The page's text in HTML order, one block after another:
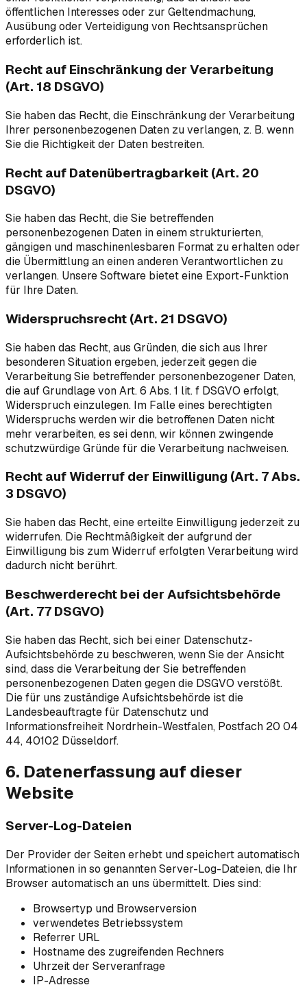
öffentlichen Interesses oder zur Geltendmachung,
Ausübung oder Verteidigung von Rechtsansprüchen
erforderlich ist.
Recht auf Einschränkung der Verarbeitung
(Art. 18 DSGVO)
Sie haben das Recht, die Einschränkung der Verarbeitung
Ihrer personenbezogenen Daten zu verlangen, z. B. wenn
Sie die Richtigkeit der Daten bestreiten.
Recht auf Datenübertragbarkeit (Art. 20
DSGVO)
Sie haben das Recht, die Sie betreffenden
personenbezogenen Daten in einem strukturierten,
gängigen und maschinenlesbaren Format zu erhalten oder
die Übermittlung an einen anderen Verantwortlichen zu
verlangen. Unsere Software bietet eine Export-Funktion
für Ihre Daten.
Widerspruchsrecht (Art. 21 DSGVO)
Sie haben das Recht, aus Gründen, die sich aus Ihrer
besonderen Situation ergeben, jederzeit gegen die
Verarbeitung Sie betreffender personenbezogener Daten,
die auf Grundlage von Art. 6 Abs. 1 lit. f DSGVO erfolgt,
Widerspruch einzulegen. Im Falle eines berechtigten
Widerspruchs werden wir die betroffenen Daten nicht
mehr verarbeiten, es sei denn, wir können zwingende
schutzwürdige Gründe für die Verarbeitung nachweisen.
Recht auf Widerruf der Einwilligung (Art. 7 Abs.
3 DSGVO)
Sie haben das Recht, eine erteilte Einwilligung jederzeit zu
widerrufen. Die Rechtmäßigkeit der aufgrund der
Einwilligung bis zum Widerruf erfolgten Verarbeitung wird
dadurch nicht berührt.
Beschwerderecht bei der Aufsichtsbehörde
(Art. 77 DSGVO)
Sie haben das Recht, sich bei einer Datenschutz-
Aufsichtsbehörde zu beschweren, wenn Sie der Ansicht
sind, dass die Verarbeitung der Sie betreffenden
personenbezogenen Daten gegen die DSGVO verstößt.
Die für uns zuständige Aufsichtsbehörde ist die
Landesbeauftragte für Datenschutz und
Informationsfreiheit Nordrhein-Westfalen, Postfach 20 04
44, 40102 Düsseldorf.
6. Datenerfassung auf dieser
Website
Server-Log-Dateien
Der Provider der Seiten erhebt und speichert automatisch
Informationen in so genannten Server-Log-Dateien, die Ihr
Browser automatisch an uns übermittelt. Dies sind:
Browsertyp und Browserversion
verwendetes Betriebssystem
Referrer URL
Hostname des zugreifenden Rechners
Uhrzeit der Serveranfrage
IP-Adresse